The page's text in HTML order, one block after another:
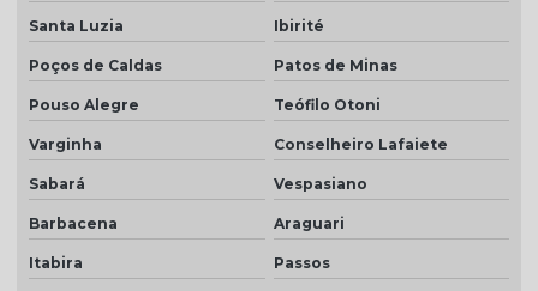
Telha portuguesa resinada
Telha portuguesa resinada preço
Telha resinada
Telha resinada branca
Telha resinada cinza
Telha resinada marfim
Telha resinada portuguesa
Santa Luzia Ibirité
Poços de Caldas Patos de Minas
Pouso Alegre Teófilo Otoni
Varginha Conselheiro Lafaiete
Sabará Vespasiano
Barbacena Araguari
Itabira Passos